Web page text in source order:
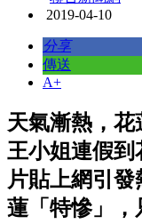
2019-04-10
分享
傳送
A+
天氣漸熱，花
王小姐連假到
片貼上網引
蓮「特慘」，